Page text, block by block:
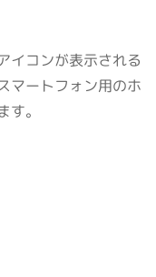
イコンが表示される
マートフォン用のホ
。